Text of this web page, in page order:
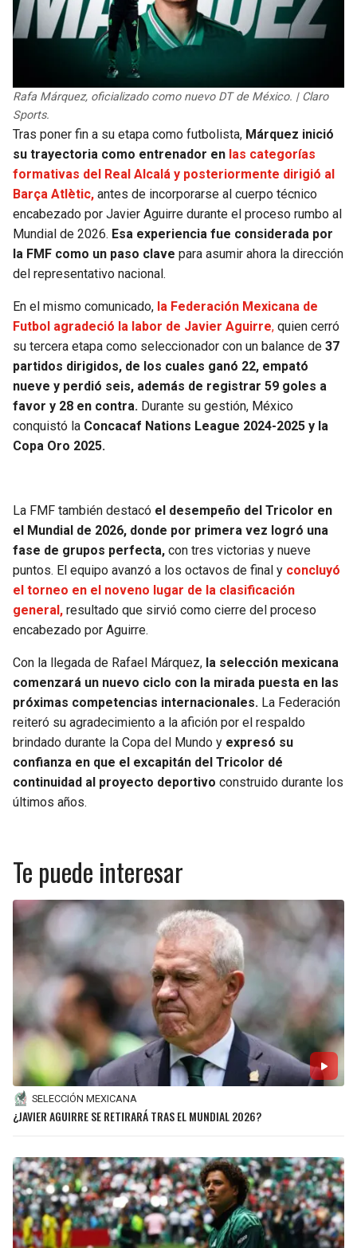
Rafa Márquez, oficializado como nuevo DT de México. | Claro
Sports.
Tras poner fin a su etapa como futbolista, Márquez inició
su trayectoria como entrenador en las categorías
formativas del Real Alcalá y posteriormente dirigió al
Barça Atlètic, antes de incorporarse al cuerpo técnico
encabezado por Javier Aguirre durante el proceso rumbo al
Mundial de 2026. Esa experiencia fue considerada por
la FMF como un paso clave para asumir ahora la dirección
del representativo nacional.
En el mismo comunicado, la Federación Mexicana de
Futbol agradeció la labor de Javier Aguirre, quien cerró
su tercera etapa como seleccionador con un balance de 37
partidos dirigidos, de los cuales ganó 22, empató
nueve y perdió seis, además de registrar 59 goles a
favor y 28 en contra. Durante su gestión, México
conquistó la Concacaf Nations League 2024-2025 y la
Copa Oro 2025.
La FMF también destacó el desempeño del Tricolor en
el Mundial de 2026, donde por primera vez logró una
fase de grupos perfecta, con tres victorias y nueve
puntos. El equipo avanzó a los octavos de final y concluyó
el torneo en el noveno lugar de la clasificación
general, resultado que sirvió como cierre del proceso
encabezado por Aguirre.
Con la llegada de Rafael Márquez, la selección mexicana
comenzará un nuevo ciclo con la mirada puesta en las
próximas competencias internacionales. La Federación
reiteró su agradecimiento a la afición por el respaldo
brindado durante la Copa del Mundo y expresó su
confianza en que el excapitán del Tricolor dé
continuidad al proyecto deportivo construido durante los
últimos años.
Te puede interesar
SELECCIÓN MEXICANA
¿JAVIER AGUIRRE SE RETIRARÁ TRAS EL MUNDIAL 2026?